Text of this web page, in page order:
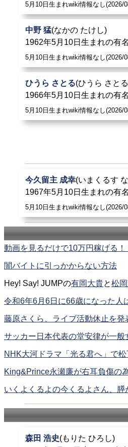
5月10日生まれwiki情報なし(2026/
中野 猛(なかの たけし)
1962年5月10日生まれの有
5月10日生まれwiki情報なし(2026/
ひうら さとる(ひうら さと
1966年5月10日生まれの有
5月10日生まれwiki情報なし(2026/
今久留主 成幸(いまくるす
1967年5月10日生まれの有
5月10日生まれwiki情報なし(2026/
動画を見るだけで10万円稼げる！
闇バイトに引っかからない方法
Hey! Say! JUMPの有岡大貴と松
令和6年6月6日に66歳になった人
藤原さくら、ライブ活動休止を発
サッカー日本代表の堂安律が一般
NHK大河ドラマ「光る君へ」で
King&Prince永瀬廉が右耳負傷の
いくよくるよの今くるよさん、膵
森田 浩史(もりた ひろし)